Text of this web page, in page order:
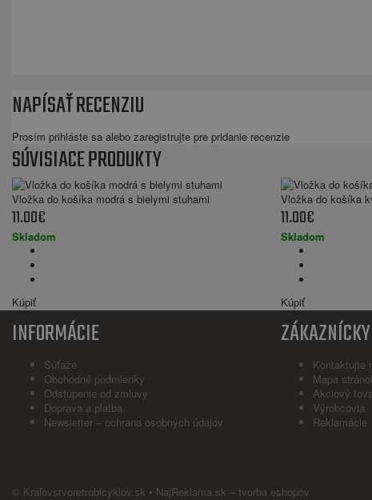
NAPÍSAŤ RECENZIU
Prosím prihláste sa alebo zaregistrujte pre pridanie recenzie
SÚVISIACE PRODUKTY
Vložka do košíka modrá s bielymi stuhami
11.00€
Skladom
Kúpiť
Vložka do košíka
11.00€
Skladom
Kúpiť
INFORMÁCIE
Súťaže
Obchodné podmienky
Odstúpenie od zmluvy
Doprava a platba
Newsletter – ochrana osobných údajov
Kontaktujte
Mapa
Akciový
Výrobcovia
Reklamácie
© Kráľovstvoretrobicyklov.sk • NajReklama.sk – tvorba eshopov